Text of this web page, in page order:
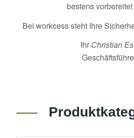
bestens
Bei workcess steht Ihre
Ihr Christian